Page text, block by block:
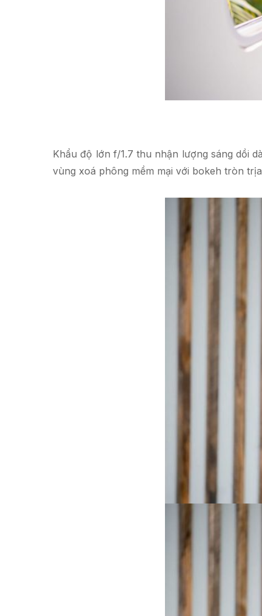
Khẩu độ lớn f/1.7 thu nhận lượng sáng dồi
vùng xoá phông mềm mại với bokeh tròn